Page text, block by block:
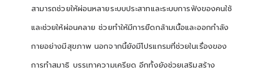
สามารถช่วยให้ผ่อนหลายระบบประสาทและระบบการฟังของคนใช้
และช่วยให้ผ่อนคลาย ช่วยทำให้มีการยืดกล้ามเนื้อและออกกำลัง
กายอย่างมีสุขภาพ นอกจากนี้ยังมีโปรแกรมที่ช่วยในเรื่องของ
การทำสมาธิ บรรเทาความเครียด อีกทั้งยังช่วยเสริมสร้าง